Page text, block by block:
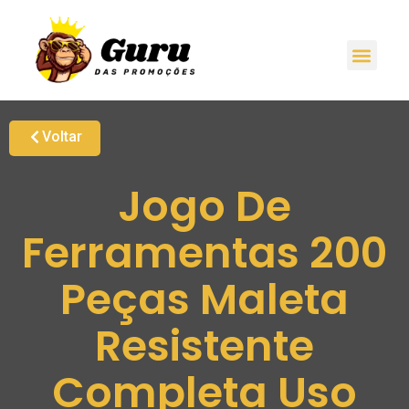
Voltar
Jogo De
Ferramentas 200
Peças Maleta
Resistente
Completa Uso